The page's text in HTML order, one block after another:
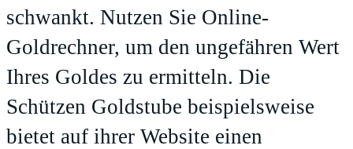
schwankt. Nutzen Sie Online-
Goldrechner, um den ungefähren Wert
Ihres Goldes zu ermitteln. Die
Schützen Goldstube beispielsweise
bietet auf ihrer Website einen